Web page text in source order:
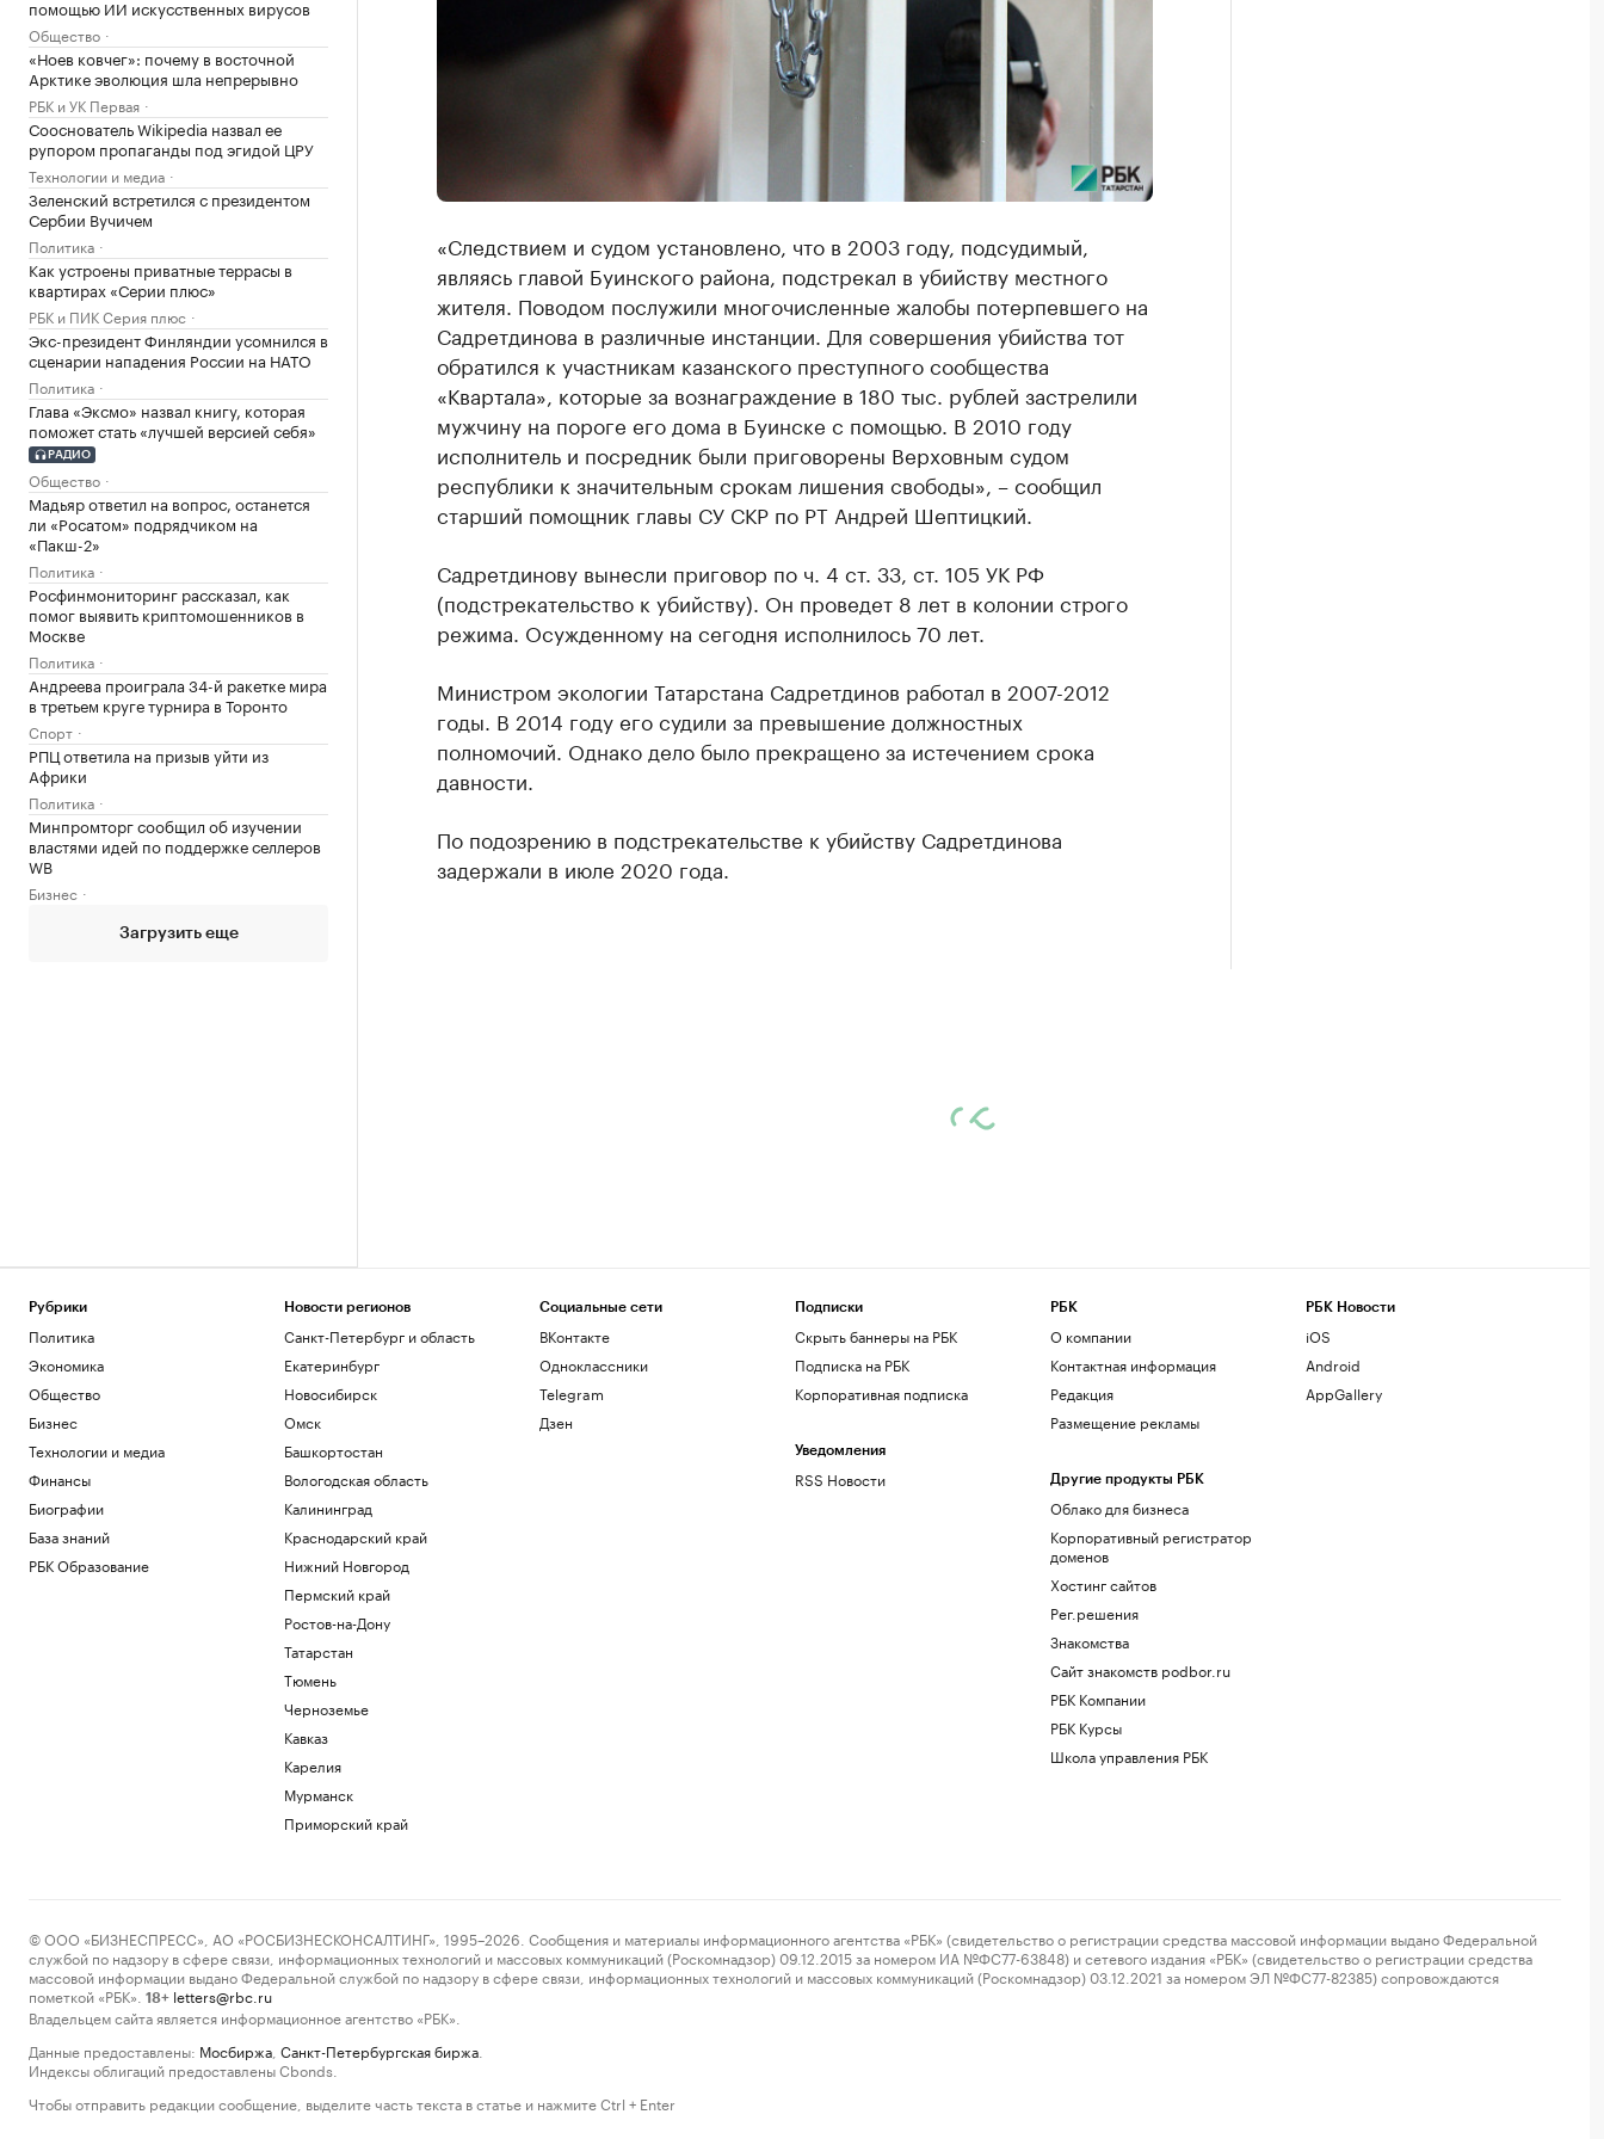
помощью ИИ искусственных вирусов
Общество
«Ноев ковчег»: почему в восточной
Арктике эволюция шла непрерывно
РБК и УК Первая
Сооснователь Wikipedia назвал ее
рупором пропаганды под эгидой ЦРУ
Технологии и медиа
Зеленский встретился с президентом
Сербии Вучичем
Политика
Как устроены приватные террасы в
квартирах «Серии плюс»
РБК и ПИК Серия плюс
Экс-президент Финляндии усомнился в
сценарии нападения России на НАТО
Политика
Глава «Эксмо» назвал книгу, которая
поможет стать «лучшей версией себя»
РАДИО
Общество
Мадьяр ответил на вопрос, останется
ли «Росатом» подрядчиком на
«Пакш-2»
Политика
Росфинмониторинг рассказал, как
помог выявить криптомошенников в
Москве
Политика
Андреева проиграла 34-й ракетке мира
в третьем круге турнира в Торонто
Спорт
РПЦ ответила на призыв уйти из
Африки
Политика
Минпромторг сообщил об изучении
властями идей по поддержке селлеров
WB
Бизнес
Загрузить еще
«Следствием и судом установлено, что в 2003 году, подсудимый,
являясь главой Буинского района, подстрекал в убийству местного
жителя. Поводом послужили многочисленные жалобы потерпевшего на
Садретдинова в различные инстанции. Для совершения убийства тот
обратился к участникам казанского преступного сообщества
«Квартала», которые за вознаграждение в 180 тыс. рублей застрелили
мужчину на пороге его дома в Буинске с помощью. В 2010 году
исполнитель и посредник были приговорены Верховным судом
республики к значительным срокам лишения свободы», – сообщил
старший помощник главы СУ СКР по РТ Андрей Шептицкий.
Садретдинову вынесли приговор по ч. 4 ст. 33, ст. 105 УК РФ
(подстрекательство к убийству). Он проведет 8 лет в колонии строго
режима. Осужденному на сегодня исполнилось 70 лет.
Министром экологии Татарстана Садретдинов работал в 2007-2012
годы. В 2014 году его судили за превышение должностных
полномочий. Однако дело было прекращено за истечением срока
давности.
По подозрению в подстрекательстве к убийству Садретдинова
задержали в июле 2020 года.
Рубрики
Политика
Экономика
Общество
Бизнес
Технологии и медиа
Финансы
Биографии
База знаний
РБК Образование
Новости регионов
Санкт-Петербург и область
Екатеринбург
Новосибирск
Омск
Башкортостан
Вологодская область
Калининград
Краснодарский край
Нижний Новгород
Пермский край
Ростов-на-Дону
Татарстан
Тюмень
Черноземье
Кавказ
Карелия
Мурманск
Приморский край
Социальные сети
ВКонтакте
Одноклассники
Telegram
Дзен
Подписки
Скрыть баннеры на РБК
Подписка на РБК
Корпоративная подписка
Уведомления
RSS Новости
РБК
О компании
Контактная информация
Редакция
Размещение рекламы
Другие продукты РБК
Облако для бизнеса
Корпоративный регистратор
доменов
Хостинг сайтов
Рег.решения
Знакомства
Сайт знакомств podbor.ru
РБК Компании
РБК Курсы
Школа управления РБК
РБК Новости
iOS
Android
AppGallery
© ООО «БИЗНЕСПРЕСС», АО «РОСБИЗНЕСКОНСАЛТИНГ», 1995–2026. Сообщения и материалы информационного агентства «РБК» (свидетельство о регистрации средства массовой информации выдано Федеральной
службой по надзору в сфере связи, информационных технологий и массовых коммуникаций (Роскомнадзор) 09.12.2015 за номером ИА №ФС77-63848) и сетевого издания «РБК» (свидетельство о регистрации средства
массовой информации выдано Федеральной службой по надзору в сфере связи, информационных технологий и массовых коммуникаций (Роскомнадзор) 03.12.2021 за номером ЭЛ №ФС77-82385) сопровождаются
пометкой «РБК».
18+ letters@rbc.ru
Владельцем сайта является информационное агентство «РБК».
Данные предоставлены: Мосбиржа Санкт-Петербургская биржа
Индексы облигаций предоставлены Cbonds.
Чтобы отправить редакции сообщение, выделите часть текста в статье и нажмите Ctrl + Enter